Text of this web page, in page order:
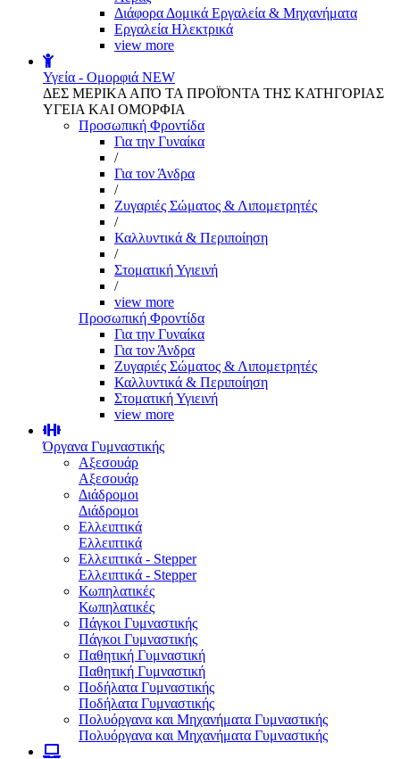
Διάφορα Δομικά Εργαλεία & Μηχανήματα
Εργαλεία Ηλεκτρικά
view more
Υγεία - Ομορφιά NEW
ΔΕΣ ΜΕΡΙΚΑ ΑΠΌ ΤΑ ΠΡΟΪΌΝΤΑ ΤΗΣ ΚΑΤΗΓΟΡΙΑΣ
ΥΓΕΙΑ ΚΑΙ ΟΜΟΡΦΙΑ
Προσωπική Φροντίδα
Για την Γυναίκα
/
Για τον Άνδρα
/
Ζυγαριές Σώματος & Λιπομετρητές
/
Καλλυντικά & Περιποίηση
/
Στοματική Υγιεινή
/
view more
Προσωπική Φροντίδα
Για την Γυναίκα
Για τον Άνδρα
Ζυγαριές Σώματος & Λιπομετρητές
Καλλυντικά & Περιποίηση
Στοματική Υγιεινή
view more
Όργανα Γυμναστικής
Αξεσουάρ
Αξεσουάρ
Διάδρομοι
Διάδρομοι
Ελλειπτικά
Ελλειπτικά
Ελλειπτικά - Stepper
Ελλειπτικά - Stepper
Κωπηλατικές
Κωπηλατικές
Πάγκοι Γυμναστικής
Πάγκοι Γυμναστικής
Παθητική Γυμναστική
Παθητική Γυμναστική
Ποδήλατα Γυμναστικής
Ποδήλατα Γυμναστικής
Πολυόργανα και Μηχανήματα Γυμναστικής
Πολυόργανα και Μηχανήματα Γυμναστικής